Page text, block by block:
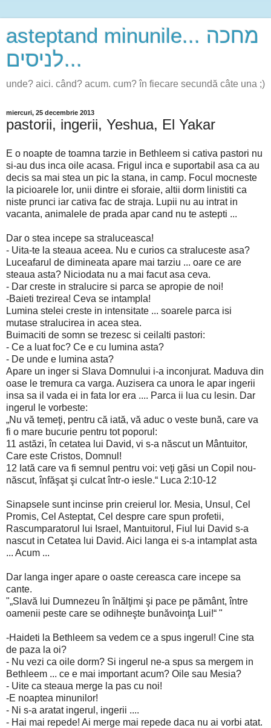
asteptand minunile... מחכה
לניסים...
unde? aici. când? acum. cum? în fiecare secundă câte una ;)
miercuri, 25 decembrie 2013
pastorii, ingerii, Yeshua, El Yakar
E o noapte de toamna tarzie in Bethleem si cativa pastori nu
si-au dus inca oile acasa. Frigul inca e suportabil asa ca au
decis sa mai stea un pic la stana, in camp. Focul mocneste
la picioarele lor, unii dintre ei sforaie, altii dorm linistiti ca
niste prunci iar cativa fac de straja. Lupii nu au intrat in
vacanta, animalele de prada apar cand nu te astepti ...
Dar o stea incepe sa straluceasca!
- Uita-te la steaua aceea. Nu e curios ca straluceste asa?
Luceafarul de dimineata apare mai tarziu ... oare ce are
steaua asta? Niciodata nu a mai facut asa ceva.
- Dar creste in stralucire si parca se apropie de noi!
-Baieti trezirea! Ceva se intampla!
Lumina stelei creste in intensitate ... soarele parca isi
mutase stralucirea in acea stea.
Buimaciti de somn se trezesc si ceilalti pastori:
- Ce a luat foc? Ce e cu lumina asta?
- De unde e lumina asta?
Apare un inger si Slava Domnului i-a inconjurat. Maduva din
oase le tremura ca varga. Auzisera ca unora le apar ingerii
insa sa il vada ei in fata lor era .... Parca ii lua cu lesin. Dar
ingerul le vorbeste:
„Nu vă temeţi, pentru că iată, vă aduc o veste bună, care va
fi o mare bucurie pentru tot poporul:
11 astăzi, în cetatea lui David, vi s-a născut un Mântuitor,
Care este Cristos, Domnul!
12 Iată care va fi semnul pentru voi: veţi găsi un Copil nou-
născut, înfăşat şi culcat într-o iesle.“ Luca 2:10-12
Sinapsele sunt incinse prin creierul lor. Mesia, Unsul, Cel
Promis, Cel Asteptat, Cel despre care spun profetii,
Rascumparatorul lui Israel, Mantuitorul, Fiul lui David s-a
nascut in Cetatea lui David. Aici langa ei s-a intamplat asta
... Acum ...
Dar langa inger apare o oaste cereasca care incepe sa
cante.
"„Slavă lui Dumnezeu în înălţimi şi pace pe pământ, între
oamenii peste care se odihneşte bunăvoinţa Lui!“ "
-Haideti la Bethleem sa vedem ce a spus ingerul! Cine sta
de paza la oi?
- Nu vezi ca oile dorm? Si ingerul ne-a spus sa mergem in
Bethleem ... ce e mai important acum? Oile sau Mesia?
- Uite ca steaua merge la pas cu noi!
-E noaptea minunilor!
- Ni s-a aratat ingerul, ingerii ....
- Hai mai repede! Ai merge mai repede daca nu ai vorbi atat.